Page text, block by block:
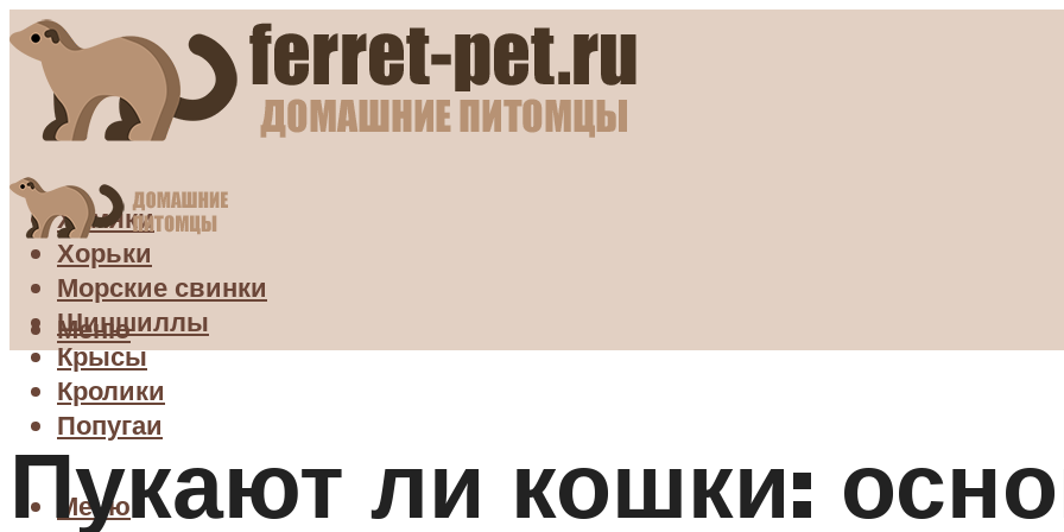
Хомяки
Хорьки
Морские свинки
Шиншиллы
Крысы
Кролики
Попугаи
Меню
Меню
Пукают ли кошки: